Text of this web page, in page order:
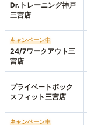
Dr.トレーニング神戸
三宮店
キャンペーン中
24/7ワークアウト三
宮店
プライベートボック
スフィット三宮店
キャンペーン中